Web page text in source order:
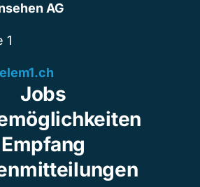
AG
1
Jobs
Empfang